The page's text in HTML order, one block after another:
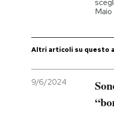
Maio
Altri articoli su questo
9/6/2024